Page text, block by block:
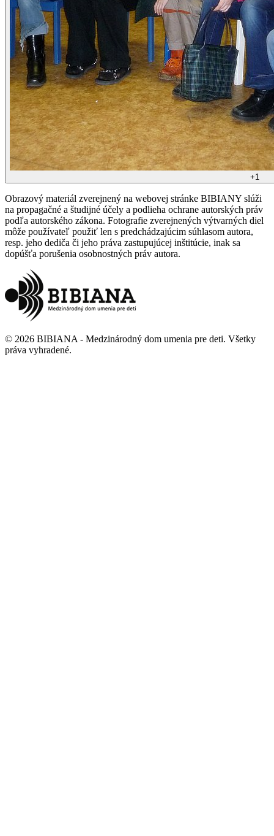
+1
Obrazový materiál zverejnený na webovej stránke BIBIANY slúži
na propagačné a študijné účely a podlieha ochrane autorských práv
podľa autorského zákona. Fotografie zverejnených výtvarných diel
môže používateľ použiť len s predchádzajúcim súhlasom autora,
resp. jeho dediča či jeho práva zastupujúcej inštitúcie, inak sa
dopúšťa porušenia osobnostných práv autora.
© 2026 BIBIANA - Medzinárodný dom umenia pre deti. Všetky
práva vyhradené.